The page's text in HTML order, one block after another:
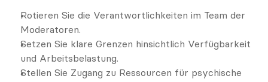
Rotieren Sie die Verantwortlichkeiten im Team der
Moderatoren.
Setzen Sie klare Grenzen hinsichtlich Verfügbarkeit
und Arbeitsbelastung.
Stellen Sie Zugang zu Ressourcen für psychische